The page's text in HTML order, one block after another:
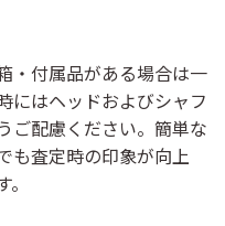
・付属品がある場合は一
にはヘッドおよびシャフ
ご配慮ください。簡単な
も査定時の印象が向上